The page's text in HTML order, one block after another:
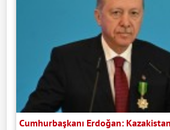
Cumhurbaşkanı Erdoğan: